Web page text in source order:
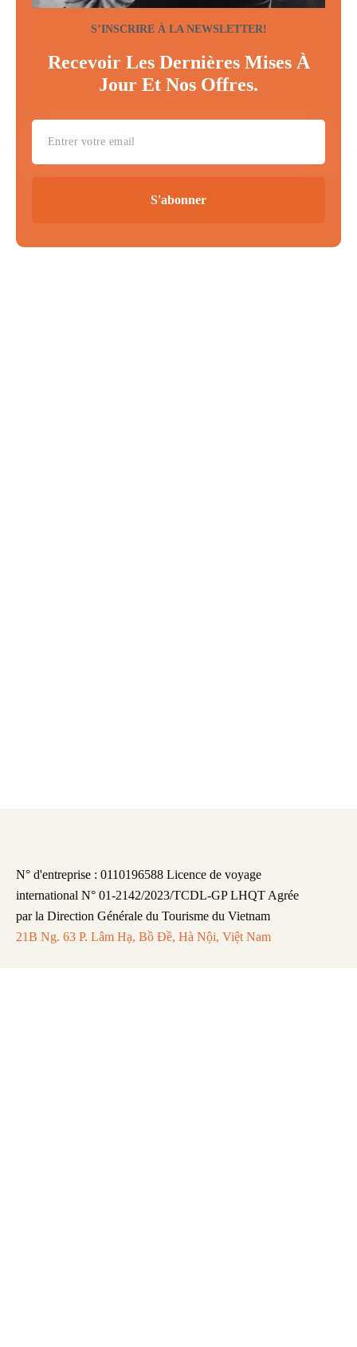
S’INSCRIRE À LA NEWSLETTER!
Recevoir Les Dernières Mises À
Jour Et Nos Offres.
S'abonner
N° d'entreprise : 0110196588 Licence de voyage
international N° 01-2142/2023/TCDL-GP LHQT Agrée
par la Direction Générale du Tourisme du Vietnam
21B Ng. 63 P. Lâm Hạ, Bồ Đề, Hà Nội, Việt Nam